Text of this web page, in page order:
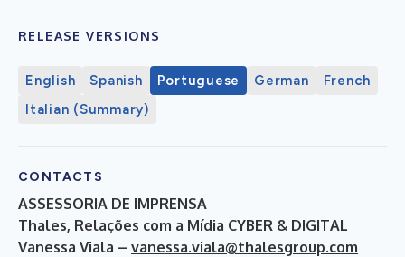
RELEASE VERSIONS
English Spanish Portuguese German
French
Italian (Summary)
CONTACTS
ASSESSORIA DE IMPRENSA
Thales, Relações com a Mídia CYBER & DIGITAL
Vanessa Viala – vanessa.viala@thalesgroup.com